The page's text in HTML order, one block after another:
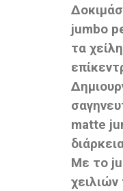
jumbo
τα
matte
Με το